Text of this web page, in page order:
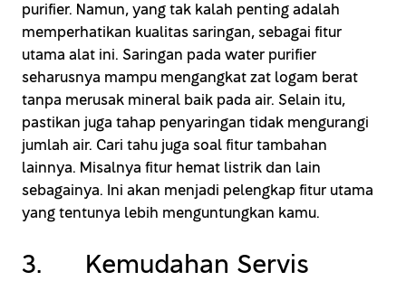
purifier. Namun, yang tak kalah penting adalah
memperhatikan kualitas saringan, sebagai fitur
utama alat ini. Saringan pada water purifier
seharusnya mampu mengangkat zat logam berat
tanpa merusak mineral baik pada air. Selain itu,
pastikan juga tahap penyaringan tidak mengurangi
jumlah air. Cari tahu juga soal fitur tambahan
lainnya. Misalnya fitur hemat listrik dan lain
sebagainya. Ini akan menjadi pelengkap fitur utama
yang tentunya lebih menguntungkan kamu.
3. Kemudahan Servis